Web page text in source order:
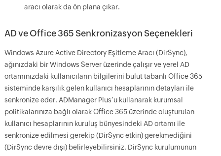
aracı olarak da ön plana çıkar.
AD ve Office 365 Senkronizasyon Seçenekleri
Windows Azure Active Directory Eşitleme Aracı (DirSync),
ağınızdaki bir Windows Server üzerinde çalışır ve yerel AD
ortamınızdaki kullanıcıların bilgilerini bulut tabanlı Office 365
sisteminde karşılık gelen kullanıcı hesaplarının detayları ile
senkronize eder. ADManager Plus’u kullanarak kurumsal
politikalarınıza bağlı olarak Office 365 üzerinde oluşturulan
kullanıcı hesaplarının kuruluş bünyesindeki AD ortamı ile
senkronize edilmesi gerekip (DirSync etkin) gerekmediğini
(DirSync devre dışı) belirleyebilirsiniz. DirSync kurulumunun